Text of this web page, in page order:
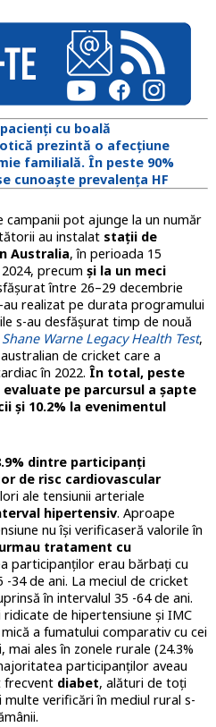
pacienți cu boală
prezintă o afecțiune
familială. În peste 90%
cunoaște prevalența HF
campanii pot ajunge la un număr
au instalat stații de
Australia, în perioada 15
precum și la un meci
între 26–29 decembrie
realizat pe durata programului
s-au desfășurat timp de nouă
Shane Warne Legacy Health Test,
de cricket care a
în 2022. În total, peste
pe parcursul a șapte
și 10.2% la evenimentul
dintre participanți
de risc cardiovascular
ale tensiunii arteriale
hipertensiv. Aproape
nu își verificaseră valorile în
tratament cu
participanților erau bărbați cu
34 de ani. La meciul de cricket
în intervalul 35 -64 de ani.
de hipertensiune și IMC
a fumatului comparativ cu cei
ales în zonele rurale (24.3%
participanților aveau
frecvent diabet, alături de toți
multe verificări în mediul rural s-